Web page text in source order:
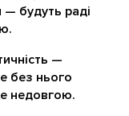
— будуть раді
—
без нього
недовгою.